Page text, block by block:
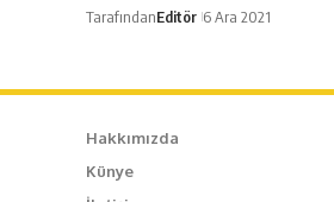
TarafındanEditör 6 Ara 2021
Hakkımızda
Künye